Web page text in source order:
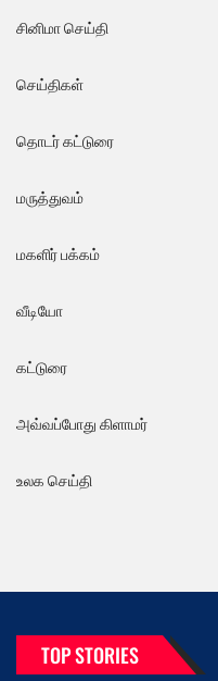
சினிமா செய்தி
செய்திகள்
தொடர் கட்டுரை
மருத்துவம்
மகளிர் பக்கம்
வீடியோ
கட்டுரை
அவ்வப்போது கிளாமர்
உலக செய்தி
TOP STORIES